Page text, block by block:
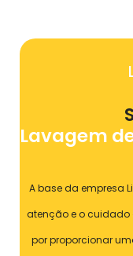
Lavagem
A base da empresa
atenção e o cuidado
por proporcionar